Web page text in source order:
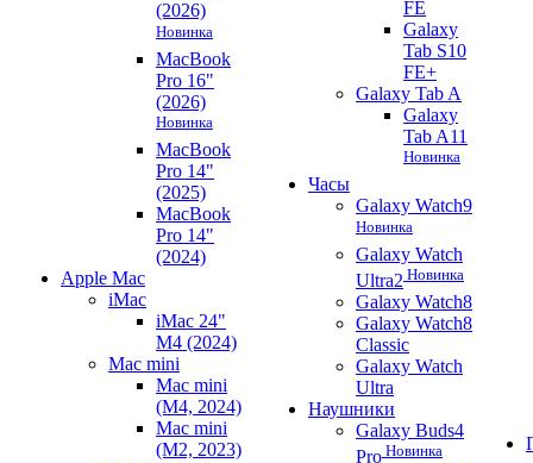
(2026)
Новинка
MacBook
Pro 16"
(2026)
Новинка
MacBook
Pro 14"
(2025)
MacBook
Pro 14"
(2024)
Apple Mac
iMac
iMac 24"
M4 (2024)
Mac mini
Mac mini
(M4, 2024)
Mac mini
(M2, 2023)
FE
Galaxy
Tab S10
FE+
Galaxy Tab A
Galaxy
Tab A11
Новинка
Часы
Galaxy Watch9
Новинка
Galaxy Watch
Ultra2 Новинка
Galaxy Watch8
Galaxy Watch8
Classic
Galaxy Watch
Ultra
Наушники
Galaxy Buds4
Pro Новинка